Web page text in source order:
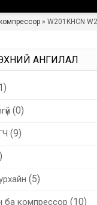
компрессор» W201KHCN
АНГИЛАЛ
(0)
(9)
(5)
ба компрессор (10)